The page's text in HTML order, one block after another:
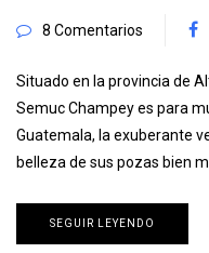
8 Comentarios
Situado en la provincia de
Semuc Champey es para
Guatemala, la exuberante
belleza de sus pozas bien
SEGUIR LEYENDO